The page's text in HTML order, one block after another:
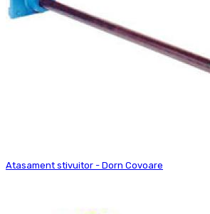
Atasament stivuitor - Dorn Covoare